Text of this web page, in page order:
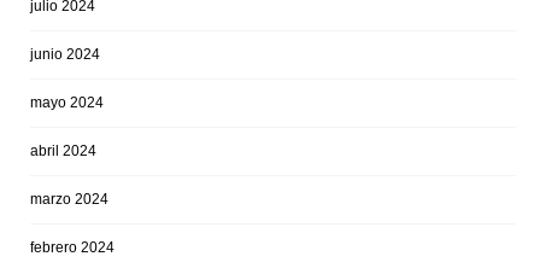
julio 2024
junio 2024
mayo 2024
abril 2024
marzo 2024
febrero 2024